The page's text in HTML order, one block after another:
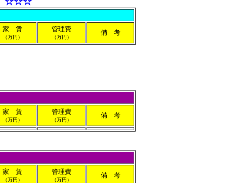
家 賃
（万円）
管理費
（万円）
備 考
家 賃
（万円）
管理費
（万円）
備 考
家 賃
（万円）
管理費
（万円）
備 考